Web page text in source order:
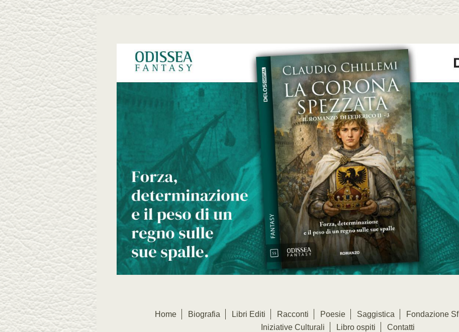
Home Biografia Libri Editi Racconti Poesie Saggistica Fondazione Sf
Iniziative Culturali
Libro ospiti Contatti